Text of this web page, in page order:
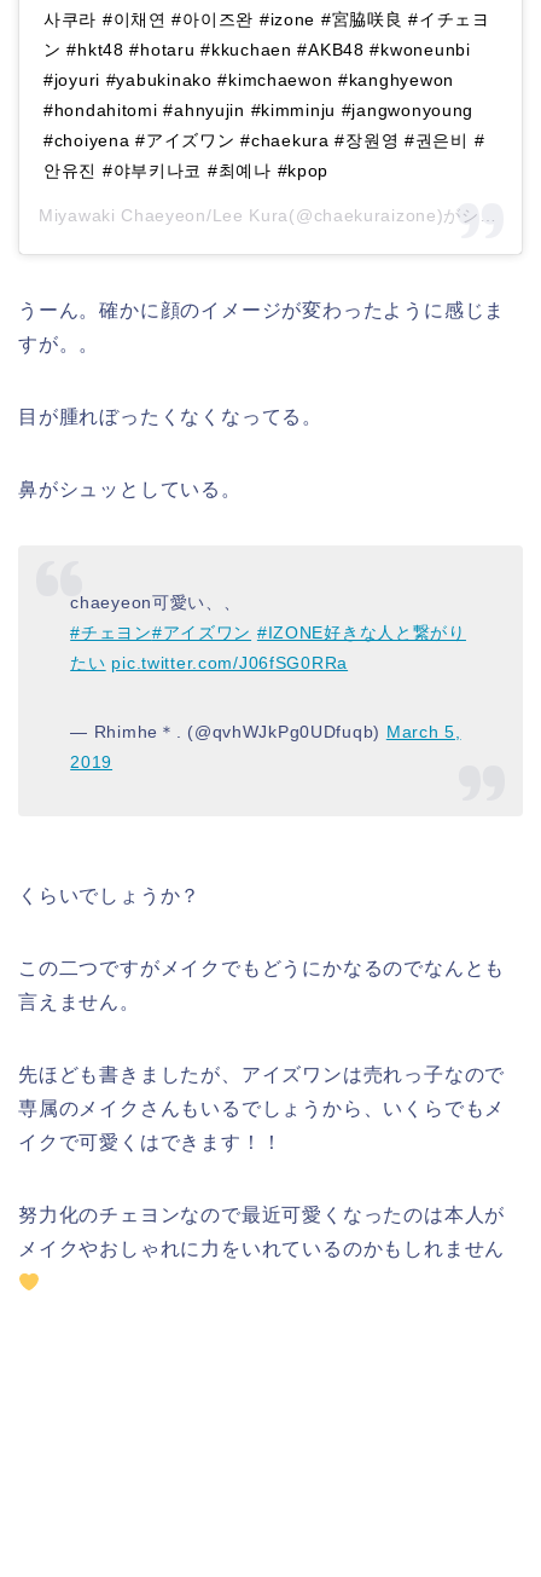
사쿠라 #이채연 #아이즈완 #izone #宮脇咲良 #イチェヨ
ン #hkt48 #hotaru #kkuchaen #AKB48 #kwoneunbi
#joyuri #yabukinako #kimchaewon #kanghyewon
#hondahitomi #ahnyujin #kimminju #jangwonyoung
#choiyena #アイズワン #chaekura #장원영 #권은비 #
안유진 #야부키나코 #최예나 #kpop
Miyawaki Chaeyeon/Lee Kura(@chaekuraizone)がシェアした投稿 –
うーん。確かに顔のイメージが変わったように感じま
すが。。
目が腫れぼったくなくなってる。
鼻がシュッとしている。
chaeyeon可愛い、、
#チェヨン#アイズワン #IZONE好きな人と繋がり
たい pic.twitter.com/J06fSG0RRa
— Rhimhe＊. (@qvhWJkPg0UDfuqb) March 5,
2019
くらいでしょうか？
この二つですがメイクでもどうにかなるのでなんとも
言えません。
先ほども書きましたが、アイズワンは売れっ子なので
専属のメイクさんもいるでしょうから、いくらでもメ
イクで可愛くはできます！！
努力化のチェヨンなので最近可愛くなったのは本人が
メイクやおしゃれに力をいれているのかもしれません